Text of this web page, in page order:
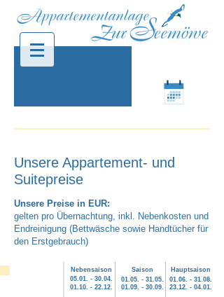
Unsere Appartement- und
Suitepreise
Unsere Preise in EUR:
gelten pro Übernachtung, inkl. Nebenkosten und
Endreinigung (Bettwäsche sowie Handtücher für
den Erstgebrauch)
Saison
01.05. - 31.05.
01.09. - 30.09.
Hauptsaison
01.06. - 31.08.
23.12. - 04.01.
Nebensaison
05.01. - 30.04.
01.10. - 22.12.